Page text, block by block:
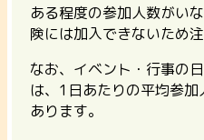
ある程度の参加人数がい
険には加入できないため
なお、イベント・行事の
は、1日あたりの平均参
あります。